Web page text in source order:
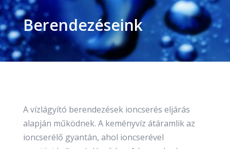
Berendezéseink
A vízlágyító berendezések ioncserés eljárás
alapján működnek. A keményvíz átáramlik az
ioncserélő gyantán, ahol ioncserével